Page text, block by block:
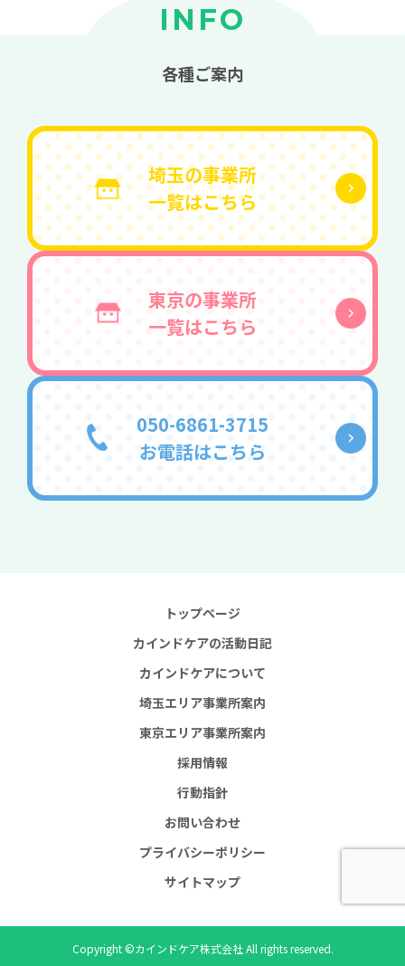
INFO
各種ご案内
埼玉の事業所
一覧はこちら
東京の事業所
一覧はこちら
050-6861-3715
お電話はこちら
トップページ
カインドケアの活動日記
カインドケアについて
埼玉エリア事業所案内
東京エリア事業所案内
採用情報
行動指針
お問い合わせ
プライバシーポリシー
サイトマップ
Copyright ©カインドケア株式会社 All rights reserved.